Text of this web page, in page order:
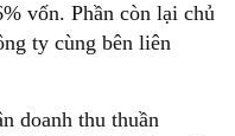
vốn. Phần còn lại chủ
ty cùng bên liên
doanh thu thuần